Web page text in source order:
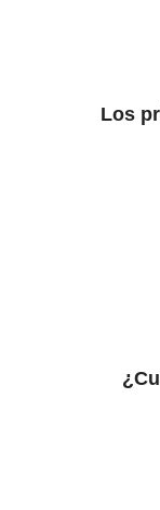
Los